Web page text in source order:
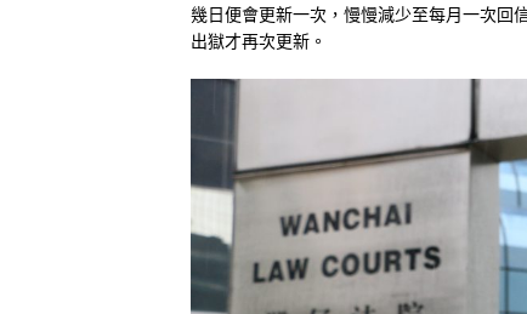
幾日便會更新一次，慢慢減少至每月一次
出獄才再次更新。